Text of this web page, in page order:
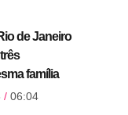
de Janeiro
família
06:04